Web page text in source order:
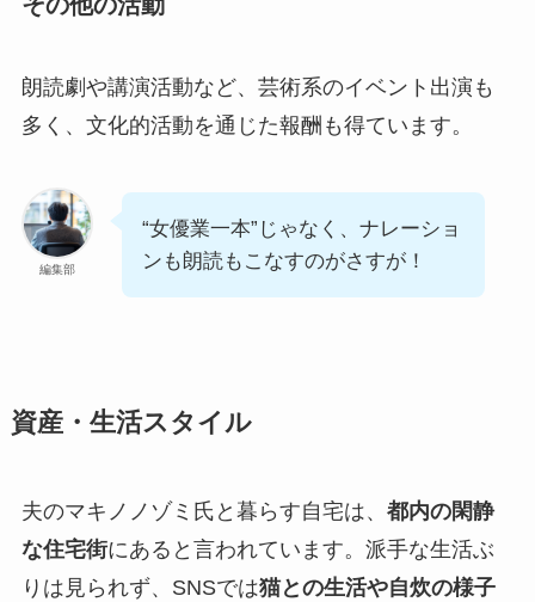
朗読劇や講演活動など、芸術系のイベント出演も
多く、文化的活動を通じた報酬も得ています。
編集部
“女優業一本”じゃなく、ナレーショ
ンも朗読もこなすのがさすが！
資産・生活スタイル
夫のマキノノゾミ氏と暮らす自宅は、 都内の閑静
な住宅街にあると言われています。派手な生活ぶ
りは見られず、SNSでは猫との生活や自炊の様子